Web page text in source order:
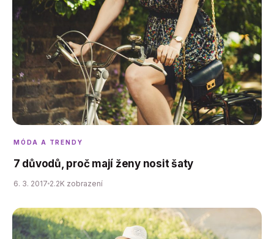
MÓDA A TRENDY
7 důvodů, proč mají ženy nosit šaty
6. 3. 2017 2.2K zobrazení